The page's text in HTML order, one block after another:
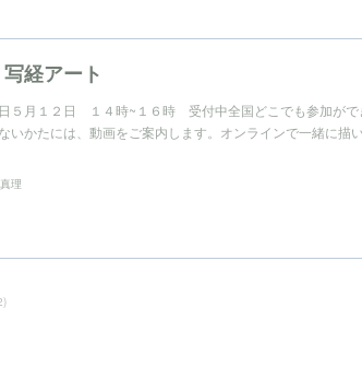
経アート
５月１２日 １４時~１６時 受付中全国どこでも参加がで
いかたには、動画をご案内します。オンラインで一緒に描
理
)